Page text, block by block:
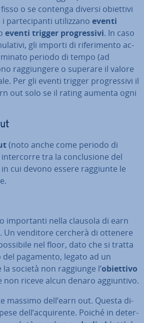
o se contenga diversi obiettivi
par­te­ci­pan­ti uti­liz­za­no eventi
eventi trigger pro­gres­si­vi. In caso
gli importi di ri­fe­ri­men­to ac­
periodo di tempo (ad
rag­giun­ge­re o superare il valore
Per gli eventi trigger pro­gres­si­vi il
out solo se il rating aumenta ogni
(noto anche come periodo di
tra la con­clu­sio­ne del
cui devono essere raggiunte le
im­por­tan­ti nella clausola di earn
Un venditore cercherà di ottenere
nel floor, dato che si tratta
pagamento, legato ad un
società non raggiunge l’obiettivo
non riceve alcun denaro ag­giun­ti­vo.
massimo dell’earn out. Questa di­
dell’ac­qui­ren­te. Poiché in de­ter­